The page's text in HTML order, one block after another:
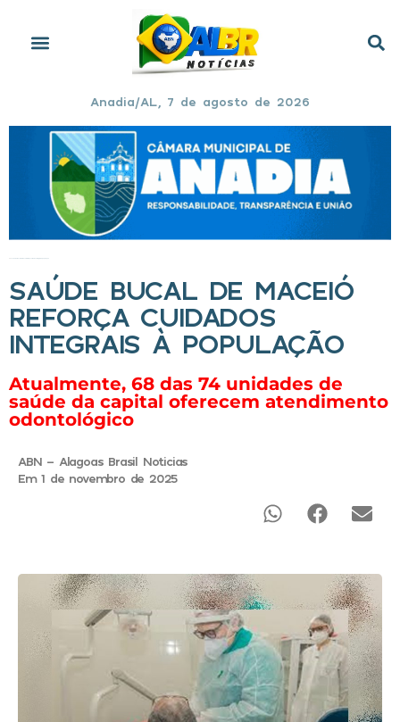
Anadia/AL, 7 de agosto de 2026
SAÚDE BUCAL DE MACEIÓ
REFORÇA CUIDADOS
INTEGRAIS À POPULAÇÃO
Atualmente, 68 das 74 unidades de
saúde da capital oferecem atendimento
odontológico
ABN - Alagoas Brasil Noticias
Em 1 de novembro de 2025